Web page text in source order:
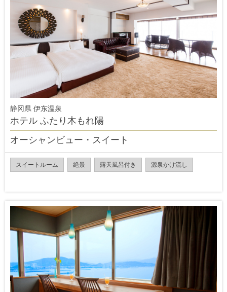
静冈県 伊东温泉
ホテル ふたり木もれ陽
オーシャンビュー・スイート
スイートルーム 絶景 露天風呂付き 源泉かけ流し